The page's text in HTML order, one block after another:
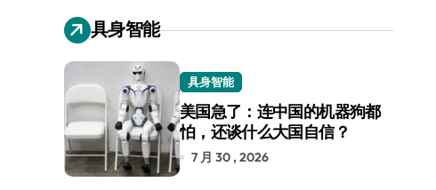
具身智能
具身智能
美国急了：连中国的机器狗都
怕，还谈什么大国自信？
7 月 30 , 2026